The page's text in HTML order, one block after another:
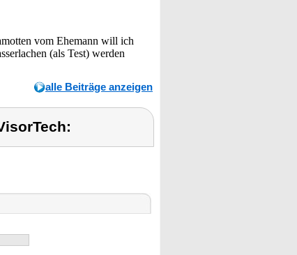
vom Ehemann will ich
(als Test) werden
alle Beiträge anzeigen